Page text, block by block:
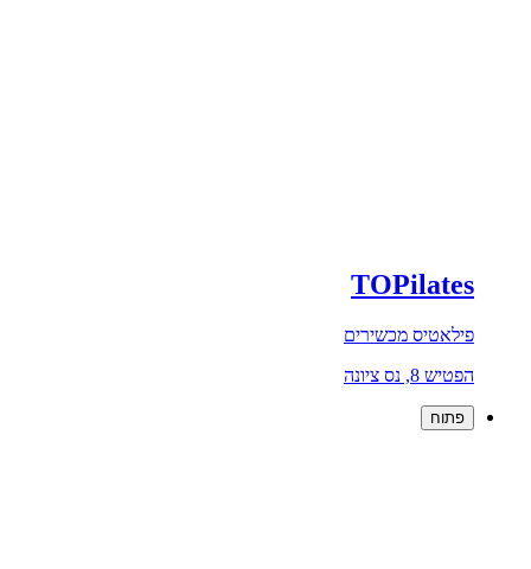
TOPilates
פילאטיס מכשירים
הפטיש 8, נס ציונה
פתוח